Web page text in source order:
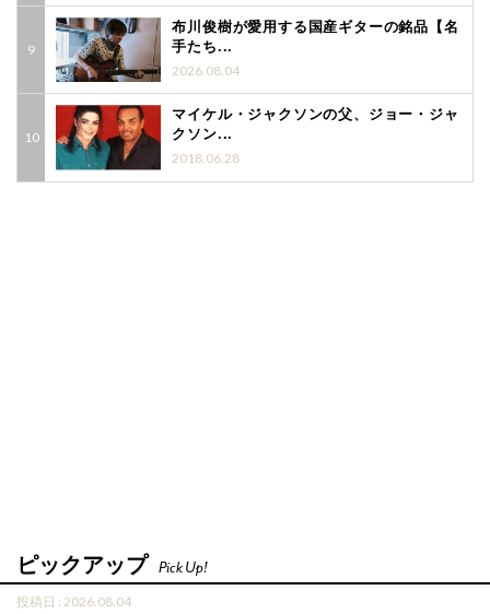
布川俊樹が愛用する国産ギターの銘品【名
手たち...
2026.08.04
マイケル・ジャクソンの父、ジョー・ジャ
クソン...
2018.06.28
ピックアップ Pick Up!
投稿日 : 2026.08.04